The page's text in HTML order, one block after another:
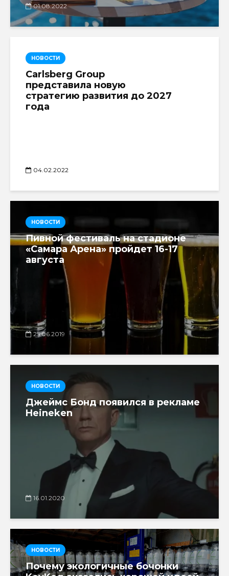
01.08.2022
НОВОСТИ
Carlsberg Group
представила новую
стратегию развития до 2027
года
04.02.2022
НОВОСТИ
Пивной фестиваль на стадионе
«Самара Арена» пройдет 16-17
августа
25.06.2019
НОВОСТИ
Джеймс Бонд появился в рекламе
Heineken
16.01.2020
НОВОСТИ
Почему экологичные бочонки